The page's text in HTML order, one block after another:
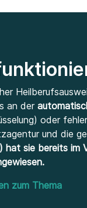
an der
oder
und die
hat sie bereits
zum Thema